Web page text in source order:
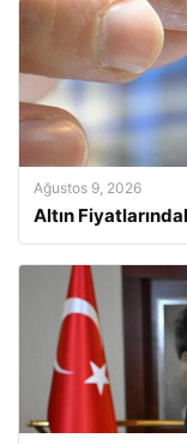
Ağustos 9, 2026
Altın